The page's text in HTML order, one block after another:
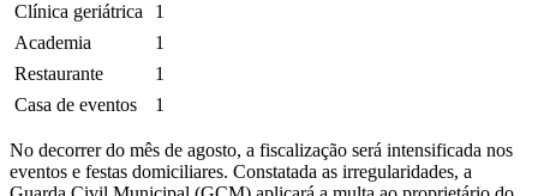
Clínica geriátrica
1
Academia
1
Restaurante
1
Casa de eventos
1
No decorrer do mês de agosto, a fiscalização será intensificada nos
eventos e festas domiciliares. Constatada as irregularidades, a